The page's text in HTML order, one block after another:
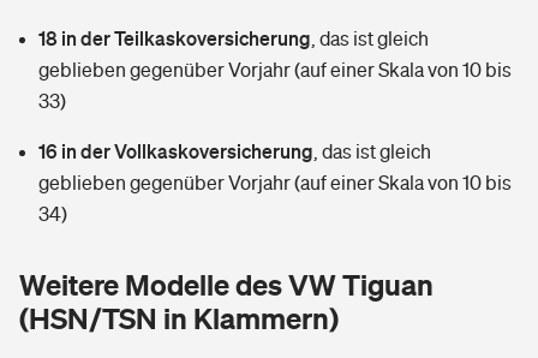
Sie haben Fragen?
Restkreditversicherung
Zur Übersicht
Tools
Wer versichert was: Jetzt Versicherer finden
Hundehalter-Haftpflicht
Handyversicherung
Musikinstrumentenversicherung
Tools
Wer versichert was: Jetzt Versicherer finden
Sie haben Fragen?
Rentenrechner: Wie viel Geld bekomme ich im Alter?
18 in der Teilkaskoversicherung das ist gleich
geblieben gegenüber Vorjahr (auf einer Skala von 10 bis
33)
16 in der Vollkaskoversicherung das ist gleich
geblieben gegenüber Vorjahr (auf einer Skala von 10 bis
34)
Weitere Modelle des VW Tiguan
(HSN/TSN in Klammern)